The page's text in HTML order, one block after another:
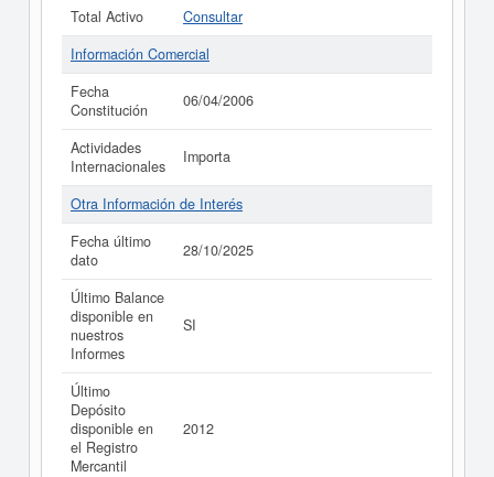
Total Activo
Consultar
Información Comercial
Fecha
Constitución
06/04/2006
Actividades
Internacionales
Importa
Otra Información de Interés
Fecha último
dato
28/10/2025
Último Balance
disponible en
nuestros
Informes
SI
Último
Depósito
disponible en
el Registro
Mercantil
2012